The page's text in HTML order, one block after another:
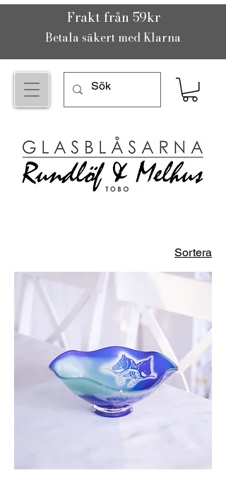
Frakt från 59kr
Betala säkert med Klarna
Sortera